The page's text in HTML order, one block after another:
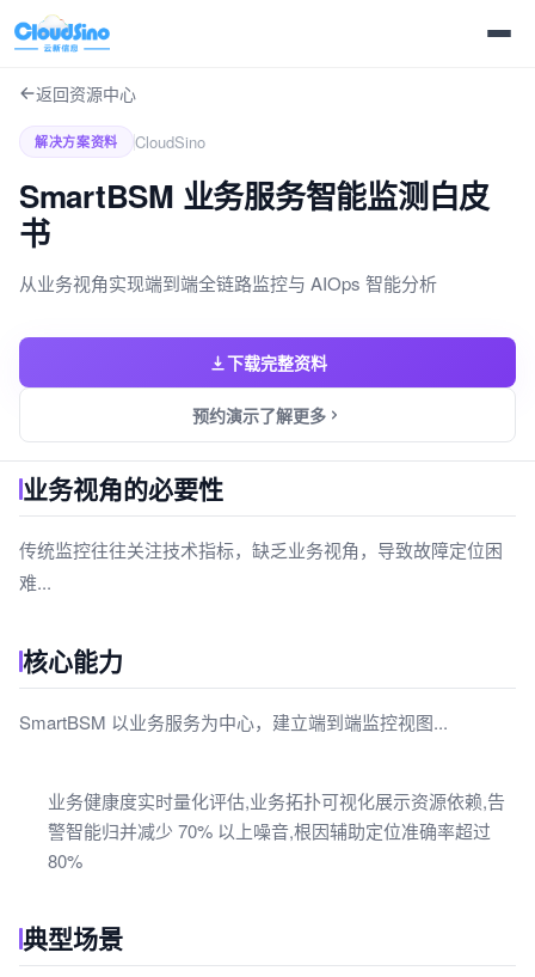
返回资源中心
解决方案资料 CloudSino
SmartBSM 业务服务智能监测白皮
书
从业务视角实现端到端全链路监控与 AIOps 智能分析
下载完整资料
预约演示了解更多
业务视角的必要性
传统监控往往关注技术指标，缺乏业务视角，导致故障定位困
难...
核心能力
SmartBSM 以业务服务为中心，建立端到端监控视图...
业务健康度实时量化评估,业务拓扑可视化展示资源依赖,告
警智能归并减少 70% 以上噪音,根因辅助定位准确率超过
80%
典型场景